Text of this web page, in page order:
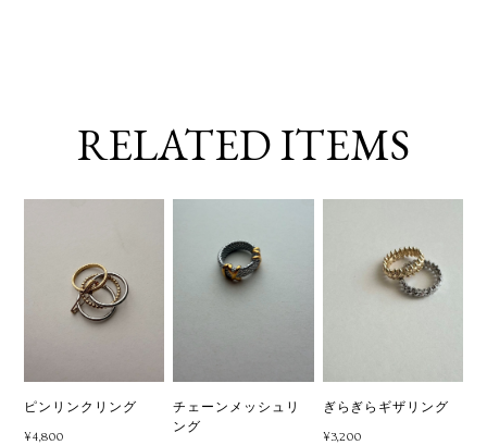
RELATED ITEMS
ピンリンクリング
¥4,800
チェーンメッシュリ
ング
ぎらぎらギザリング
¥3,200